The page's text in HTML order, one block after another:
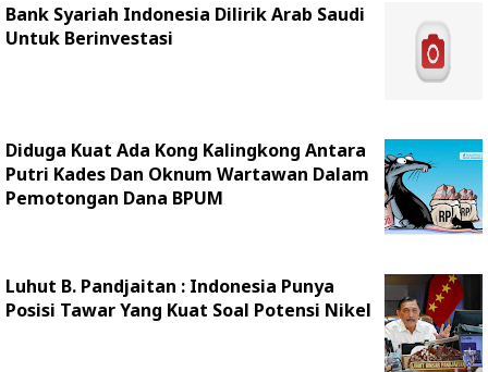
Bank Syariah Indonesia Dilirik Arab Saudi
Untuk Berinvestasi
Diduga Kuat Ada Kong Kalingkong Antara
Putri Kades Dan Oknum Wartawan Dalam
Pemotongan Dana BPUM
Luhut B. Pandjaitan : Indonesia Punya
Posisi Tawar Yang Kuat Soal Potensi Nikel